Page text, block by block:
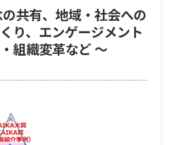
共有、地域・社会への
り、エンゲージメント
組織変革など ～